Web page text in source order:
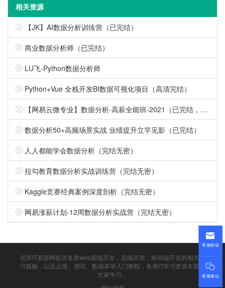
相关资源
【JK】AI数据分析训练营（已完结）
商业数据分析师（已完结）
LU飞-Python数据分析师
Python+Vue 全栈开发BI数据可视化项目（高清完结）
【网易云微专业】数据分析-高薪全能班-2021（已完结，视频+课件代码）
数据分析50+高频场景实战 业绩提升立竿见影（已完结）
人人都能学会数据分析（完结无密）
拉勾教育数据分析实战训练营（完结无密）
Kaggle竞赛经典案例深度剖析（完结无密）
网易涨薪计划-12周数据分析实战营（完结无密）
优库IT资源网提供各类web前端开发，后端开发，移动端开发的相关学
习视频，以及运维、测试、数据库等入门教程，各类IT学习资源丰富供
大家学习。
客服邮箱
客服微信